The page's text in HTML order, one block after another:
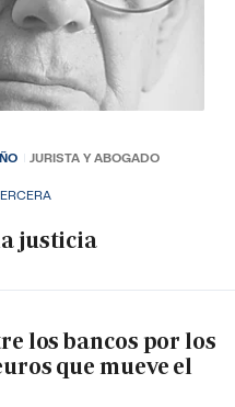
justicia
JURISTA Y ABOGADO
los bancos por los
que mueve el